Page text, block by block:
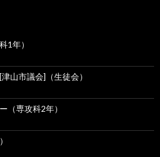
1年）
山市議会]（生徒会）
（専攻科2年）